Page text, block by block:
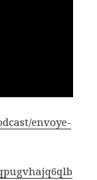
envoye-